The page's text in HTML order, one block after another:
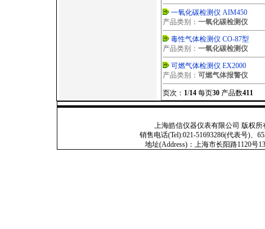
一氧化碳检测仪 AIM450
产品类别： 一氧化碳检测仪
毒性气体检测仪 CO-87型
产品类别： 一氧化碳检测仪
可燃气体检测仪 EX2000
产品类别： 可燃气体报警仪
页次： 1/14 每页30 产品数411
上海皓信仪器仪表有限公司 版权所
销售电话(Tel):021-51693286(代表号)、
地址(Address)：上海市长阳路1120号